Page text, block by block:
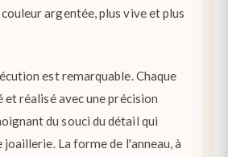
argentée, plus vive et plus
est remarquable. Chaque
et réalisé avec une précision
du souci du détail qui
La forme de l'anneau, à